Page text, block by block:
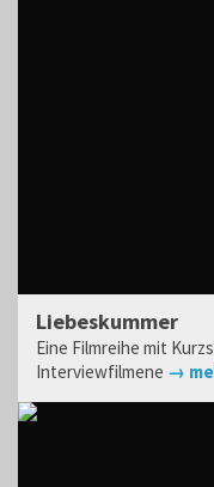
Liebeskummer
Eine Filmreihe mit
Interviewfilmene →